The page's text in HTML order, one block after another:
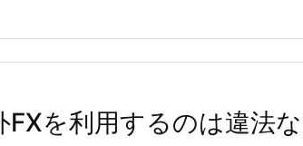
FXを利用するのは違法